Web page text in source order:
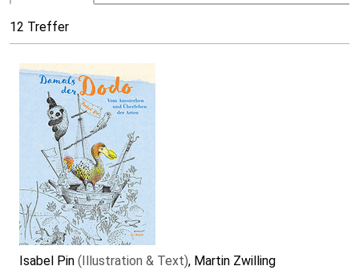
12 Treffer
Isabel Pin (Illustration & Text), Martin Zwilling